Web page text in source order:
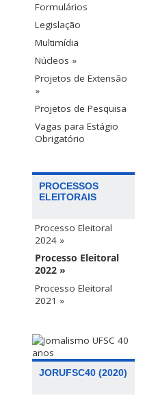
Formulários
Legislação
Multimídia
Núcleos »
Projetos de Extensão
»
Projetos de Pesquisa
Vagas para Estágio
Obrigatório
PROCESSOS
ELEITORAIS
Processo Eleitoral
2024 »
Processo Eleitoral
2022 »
Processo Eleitoral
2021 »
JORUFSC40 (2020)